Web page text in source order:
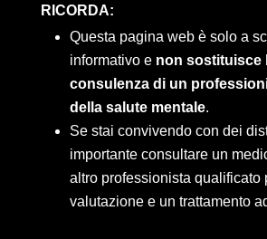
RICORDA:
Questa pagina web è solo a
informativo e non sostituisce
consulenza di un
della salute mentale.
Se stai convivendo con dei
importante consultare un
altro professionista qualificato
valutazione e un trattamento